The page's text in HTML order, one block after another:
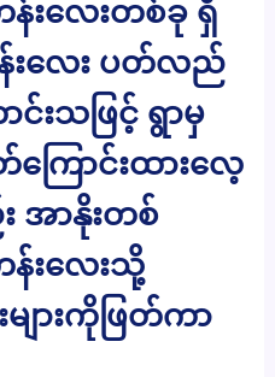
းလေးတစ်ခု ရှိ
လေး ပတ်လည်
းသဖြင့် ရွာမှ
ကြောင်းထားလေ့
အာနိုးတစ်
းလေးသို့
ားကိုဖြတ်ကာ